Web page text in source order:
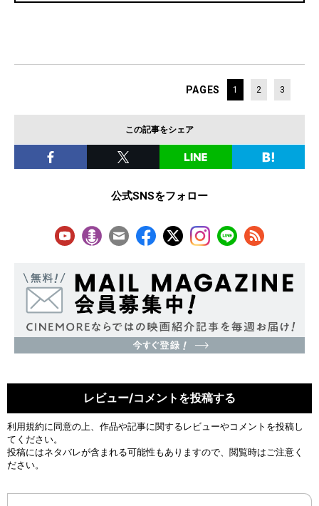
PAGES 1 2 3
この記事をシェア
公式SNSをフォロー
レビュー/コメントを投稿する
利用規約に同意の上、作品や記事に関するレビューやコメントを投稿し
てください。
投稿にはネタバレが含まれる可能性もありますので、閲覧時はご注意く
ださい。